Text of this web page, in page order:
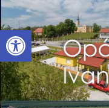
Open toolbar
Skip
to
content
Skip
to
left
sidebar
Skip
to
footer